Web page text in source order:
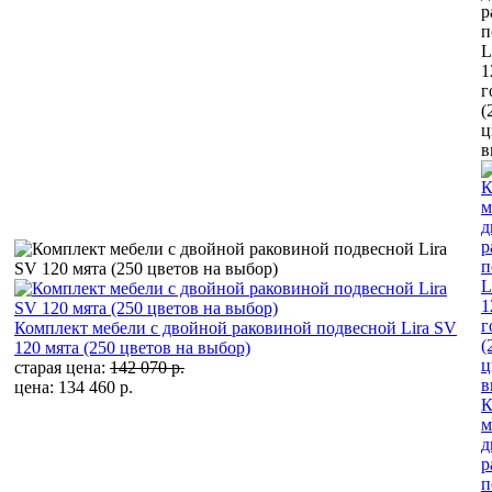
Комплект мебели с двойной раковиной подвесной Lira SV
120 мята (250 цветов на выбор)
старая цена: 142 070 р.
цена: 134 460 р.